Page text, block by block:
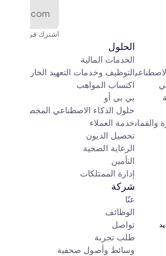
اشترك في النشرة
والقماش
الحلول
الخدمات المالية
التوظيف وخدمات التعهيد الخارجي
اكتساب المواهب
بي بي أو
حلول الذكاء الاصطناعي المخصصة
خدمة العملاء
تحصيل الديون
الرعاية الصحية
التأمين
إدارة الممتلكات
شركة
عنّا
الوظائف
تواصل
طلب تجربة
وسائط وأصول صحفية